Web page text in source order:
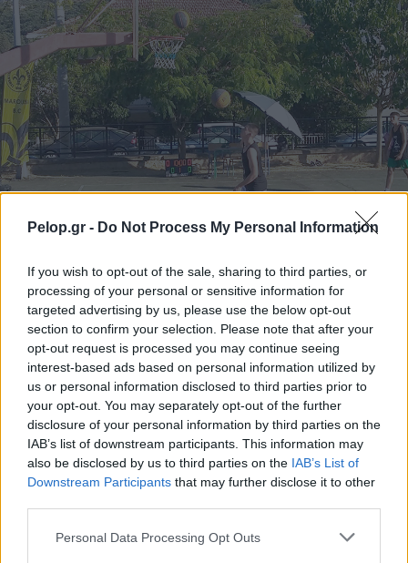
Pelop.gr - Do Not Process My Personal Information
If you wish to opt-out of the sale, sharing to third parties, or
processing of your personal or sensitive information for
targeted advertising by us, please use the below opt-out
section to confirm your selection. Please note that after your
opt-out request is processed you may continue seeing
interest-based ads based on personal information utilized by
us or personal information disclosed to third parties prior to
your opt-out. You may separately opt-out of the further
disclosure of your personal information by third parties on the
IAB’s list of downstream participants. This information may
also be disclosed by us to third parties on the IAB’s List of
Downstream Participants that may further disclose it to other
Please note that this website/app uses one or more Google
Personal Data Processing Opt Outs
Το 5ο Τουρνουά 3on3 στην Ακράτα – Παρών ο Γιώργος
Καραμέρος ΦΩΤΟ